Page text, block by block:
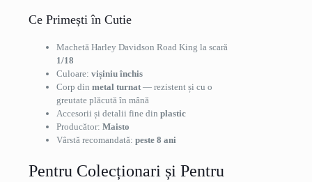
Ce Primești în Cutie
Machetă Harley Davidson Road King la scară
1/18
Culoare: vișiniu închis
Corp din metal turnat — rezistent și cu o
greutate plăcută în mână
Accesorii și detalii fine din plastic
Producător: Maisto
Vârstă recomandată: peste 8 ani
Pentru Colecționari și Pentru